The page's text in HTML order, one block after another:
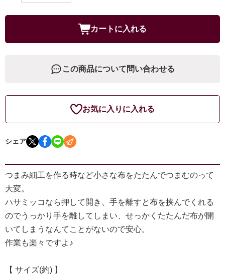
カートに入れる
この商品について問い合わせる
お気に入りに入れる
シェア
つまみ細工を作る時など小さな布をたたんでつまむのって
大変。
ハサミッコなら押して開き、手を離すと布を挟んでくれる
のでうっかり手を離してしまい、せっかくたたんだ布が開
いてしまうなんてことがないので安心。
作業も楽々ですよ♪
【 サイズ(約) 】